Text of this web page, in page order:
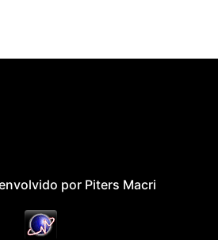
por Piters Macri